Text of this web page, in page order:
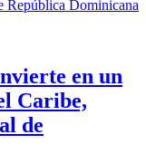
en un
Caribe,
de